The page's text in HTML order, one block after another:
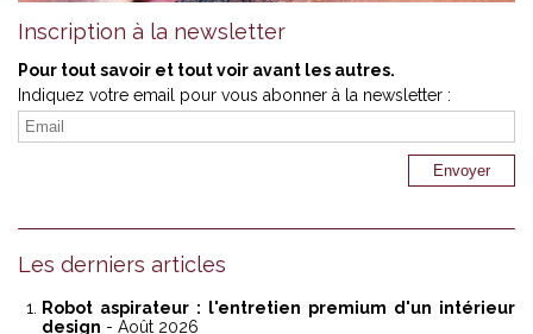
Inscription à la newsletter
Pour tout savoir et tout voir avant les autres.
Indiquez votre email pour vous abonner à la newsletter :
Les derniers articles
Robot aspirateur : l'entretien premium d'un intérieur
design - Août 2026